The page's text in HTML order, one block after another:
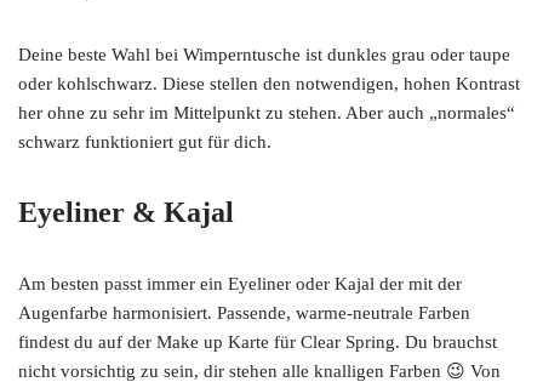
Deine beste Wahl bei Wimperntusche ist dunkles grau oder taupe
oder kohlschwarz. Diese stellen den notwendigen, hohen Kontrast
her ohne zu sehr im Mittelpunkt zu stehen. Aber auch „normales“
schwarz funktioniert gut für dich.
Eyeliner & Kajal
Am besten passt immer ein Eyeliner oder Kajal der mit der
Augenfarbe harmonisiert. Passende, warme-neutrale Farben
findest du auf der Make up Karte für Clear Spring. Du brauchst
nicht vorsichtig zu sein, dir stehen alle knalligen Farben 😉 Von